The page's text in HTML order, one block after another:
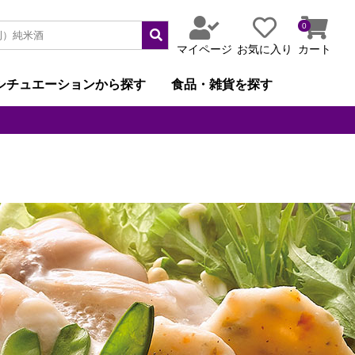
マイページ お気に入り
0
カート
チュエーションから探す 食品・雑貨を探す